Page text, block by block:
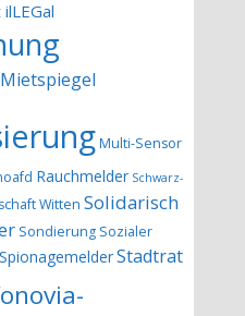
Mietspiegel
Multi-Sensor
Rauchmelder Schwarz-
Witten Solidarisch
Sondierung Sozialer
SpionagemelderStadtrat